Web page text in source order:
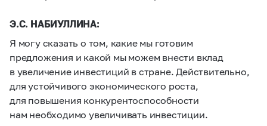
Э.С. НАБИУЛЛИНА:
Я могу сказать о том, какие мы готовим
предложения и какой мы можем внести вклад
в увеличение инвестиций в стране. Действительно,
для устойчивого экономического роста,
для повышения конкурентоспособности
нам необходимо увеличивать инвестиции.